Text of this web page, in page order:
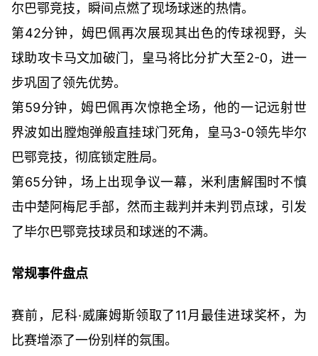
尔巴鄂竞技，瞬间点燃了现场球迷的热情。
第42分钟，姆巴佩再次展现其出色的传球视野，头
球助攻卡马文加破门，皇马将比分扩大至2-0，进一
步巩固了领先优势。
第59分钟，姆巴佩再次惊艳全场，他的一记远射世
界波如出膛炮弹般直挂球门死角，皇马3-0领先毕尔
巴鄂竞技，彻底锁定胜局。
第65分钟，场上出现争议一幕，米利唐解围时不慎
击中楚阿梅尼手部，然而主裁判并未判罚点球，引发
了毕尔巴鄂竞技球员和球迷的不满。
常规事件盘点
赛前，尼科·威廉姆斯领取了11月最佳进球奖杯，为
比赛增添了一份别样的氛围。